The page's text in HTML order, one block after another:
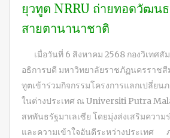
ยุวทูต NRRU ถ่ายทอดวัฒน
สายตานานาชาติ
เมื่อวันที่ 6 สิงหาคม 2568 กองวิเทศสั
อธิการบดี มหาวิทยาลัยราชภัฏนครราชสี
ทูตเข้าร่วมกิจกรรมโครงการแลกเปลี่ย
ในต่างประเทศ ณ Universiti Putra
สหพันธรัฐมาเลเซีย โดยมุ่งส่งเสริมควา
และความเข้าใจอันดีระหว่างประเทศ